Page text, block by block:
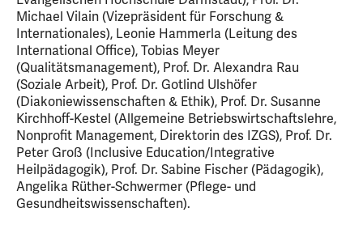
Michael Vilain (Vizepräsident für Forschung &
Internationales), Leonie Hammerla (Leitung des
International Office), Tobias Meyer
(Qualitätsmanagement), Prof. Dr. Alexandra Rau
(Soziale Arbeit), Prof. Dr. Gotlind Ulshöfer
(Diakoniewissenschaften & Ethik), Prof. Dr. Susanne
Kirchhoff-Kestel (Allgemeine Betriebswirtschaftslehre,
Nonprofit Management, Direktorin des IZGS), Prof. Dr.
Peter Groß (Inclusive Education/Integrative
Heilpädagogik), Prof. Dr. Sabine Fischer (Pädagogik),
Angelika Rüther-Schwermer (Pflege- und
Gesundheitswissenschaften).